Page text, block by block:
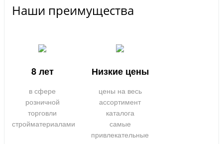
Наши преимущества
8 лет
в сфере
розничной
торговли
стройматериалами
Низкие цены
цены на весь
ассортимент
каталога
самые
привлекательные